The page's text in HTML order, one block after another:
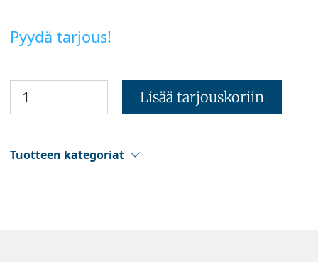
Pyydä tarjous!
Lisää tarjouskoriin
Tuotteen kategoriat